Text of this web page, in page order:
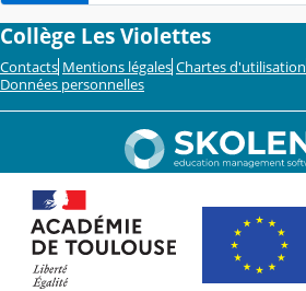
Collège Les Violettes
Contacts Mentions légales Chartes d'utilisation
Données personnelles